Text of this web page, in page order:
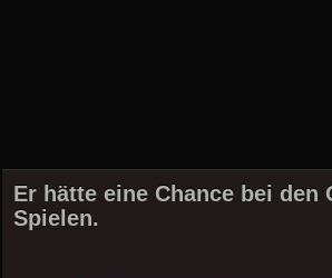
Er hätte eine Chance bei den
Spielen.